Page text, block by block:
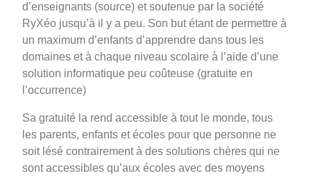
d’enseignants (source) et soutenue par la société
RyXéo jusqu’à il y a peu. Son but étant de permettre à
un maximum d’enfants d’apprendre dans tous les
domaines et à chaque niveau scolaire à l’aide d’une
solution informatique peu coûteuse (gratuite en
l’occurrence)
Sa gratuité la rend accessible à tout le monde, tous
les parents, enfants et écoles pour que personne ne
soit lésé contrairement à des solutions chères qui ne
sont accessibles qu’aux écoles avec des moyens